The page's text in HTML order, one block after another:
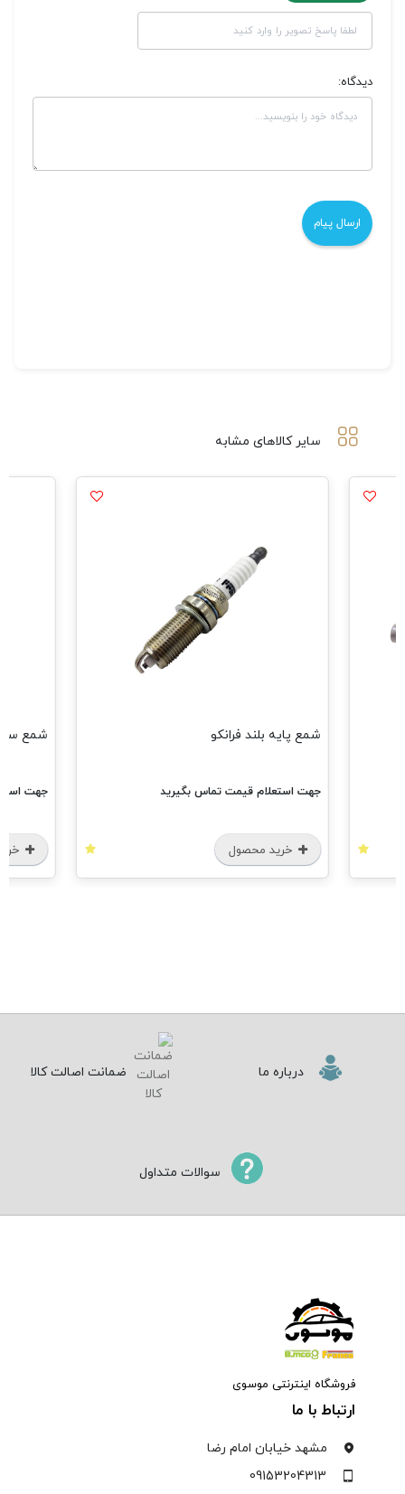
دیدگاه:
سایر کالاهای مشابه
شمع سوزنی انژکتور فرانکو
جهت استعلام قیمت تماس بگیرید
خرید محصول
درباره ما ضمانت اصالت کالا
سوالات متداول
فروشگاه اینترنتی موسوی
ارتباط با ما
مشهد خیابان امام رضا
09153204313